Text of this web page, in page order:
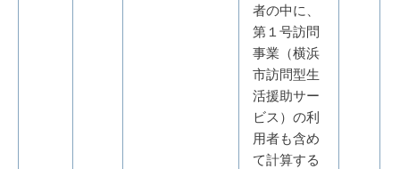
者の中に、
第１号訪問
事業（横浜
市訪問型生
活援助サー
ビス）の利
用者も含め
て計算する